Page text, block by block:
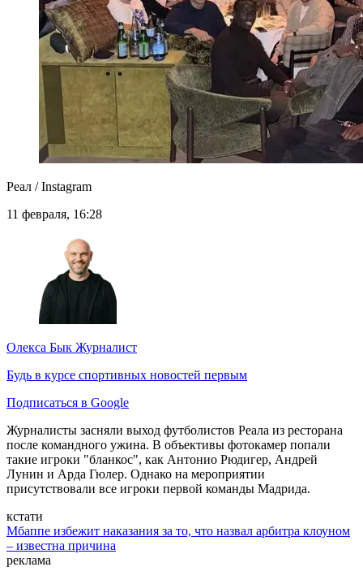
Реал / Instagram
11 февраля, 16:28
Олекса Бык Журналист
Будь в курсе спортивных новостей первым
Подписаться в Google
Журналисты засняли выход футболистов Реала из ресторана
после командного ужина. В объективы фотокамер попали
такие игроки "бланкос", как Антонио Рюдигер, Андрей
Лунин и Арда Гюлер. Однако на мероприятии
присутствовали все игроки первой команды Мадрида.
кстати
Мбаппе избежит наказания за то, что назвал арбитра клоуном
– известна причина
реклама